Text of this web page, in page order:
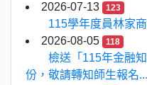
2026-07-13
123
115學年度員林家
2026-08-05
118
檢送「115年金融
份，敬請轉知師生報名...